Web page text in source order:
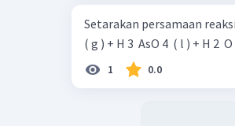
Setarakan persamaan reaksi berikut. HNO 3 ​ ( l ) + H
( g ) + H 3 ​ AsO 4 ​ ( l ) + H 2
1 0.0